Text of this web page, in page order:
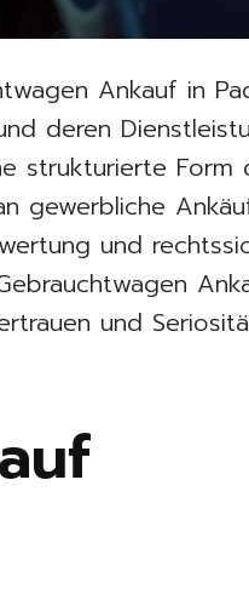
Ankauf in
deren
strukturierte Form
gewerbliche
und
und